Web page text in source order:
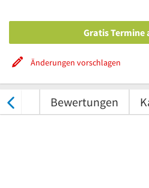
Gratis Termine
Änderungen vorschlagen
Bewertungen